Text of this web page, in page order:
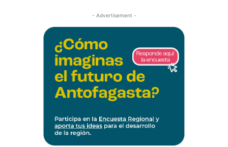
- Advertisement -